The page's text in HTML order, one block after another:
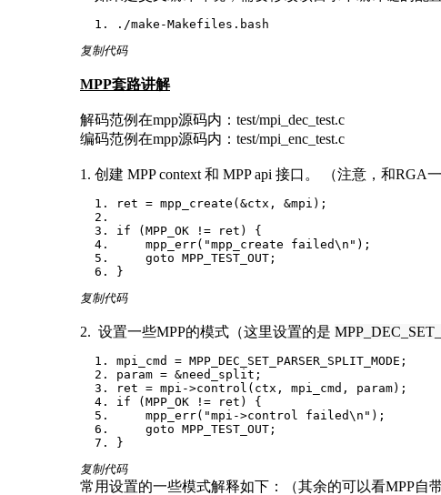
./make-Makefiles.bash
复制代码
MPP套路讲解
解码范例在mpp源码内：test/mpi_dec_test.c
编码范例在mpp源码内：test/mpi_enc_test.c
1. 创建 MPP context 和 MPP api 接口。 （注意，和RGA
ret = mpp_create(&ctx, &mpi);
if (MPP_OK != ret) {
mpp_err("mpp_create failed\n");
goto MPP_TEST_OUT;
}
复制代码
2. 设置一些MPP的模式（这里设置的是
mpi_cmd = MPP_DEC_SET_PARSER_SPLIT_MODE;
param = &need_split;
ret = mpi->control(ctx, mpi_cmd, param);
if (MPP_OK != ret) {
mpp_err("mpi->control failed\n");
goto MPP_TEST_OUT;
}
复制代码
常用设置的一些模式解释如下：（其余的可以看MPP自